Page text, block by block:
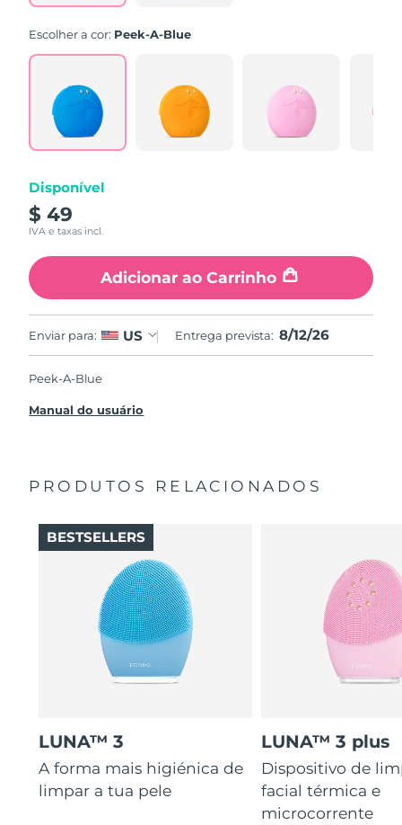
Escolher a cor: Peek-A-Blue
Disponível
$ 49
IVA e taxas incl.
Adicionar ao Carrinho
Enviar para: US Entrega prevista: 8/12/26
Peek-A-Blue
Manual do usuário
PRODUTOS RELACIONADOS
LUNA™ 3
A forma mais higiénica de
limpar a tua pele
BESTSELLERS
LUNA™ 3 plus
Dispositivo de
facial térmica e
microcorrente